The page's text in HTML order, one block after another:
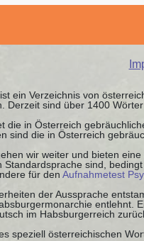
ist ein Verzeichnis von
Derzeit sind über 1400
die in Österreich
sind die in Österreich
wir weiter und bieten
sind,
für den Aufnahmetest
der Aussprache
entlehnt.
im Habsburgerreich
speziell österreichischen